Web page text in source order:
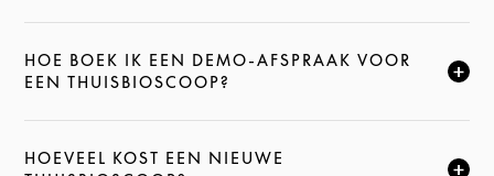
HOE BOEK IK EEN DEMO-AFSPRAAK VOOR
EEN THUISBIOSCOOP?
KLIK HIER OM DEZE BESCHRIJVING UIT TE
HOEVEEL KOST EEN NIEUWE